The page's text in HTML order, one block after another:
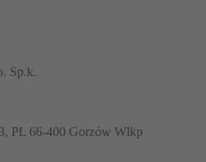
Sp.k.
PL 66-400 Gorzów Wlkp